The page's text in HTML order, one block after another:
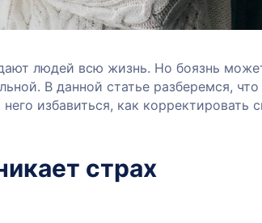
людей всю жизнь. Но боязнь
В данной статье разберемся, что
избавиться, как корректировать
страх